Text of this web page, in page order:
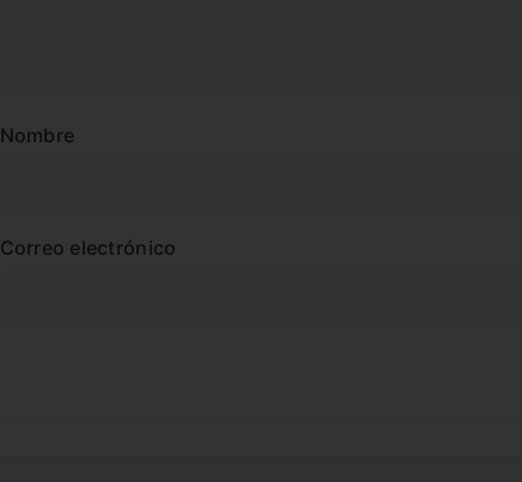
Nombre
Correo electrónico